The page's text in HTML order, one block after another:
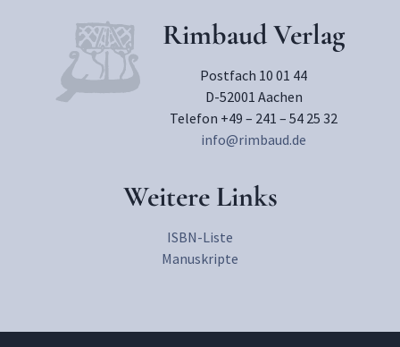
Rimbaud Verlag
Postfach 10 01 44
D-52001 Aachen
Telefon +49 – 241 – 54 25 32
info@rimbaud.de
Weitere Links
ISBN-Liste
Manuskripte